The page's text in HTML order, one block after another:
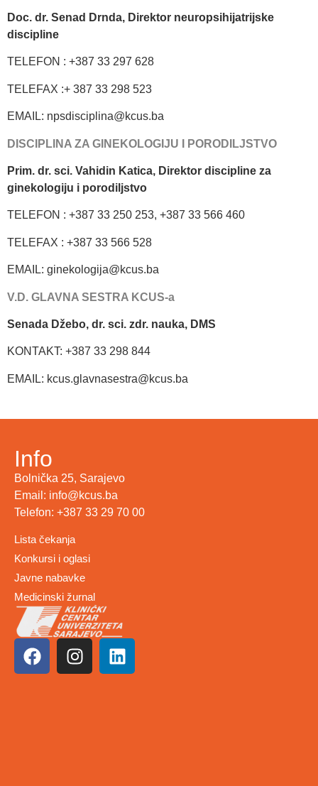
Doc. dr. Senad Drnda, Direktor neuropsihijatrijske
discipline
TELEFON : +387 33 297 628
TELEFAX :+ 387 33 298 523
EMAIL: npsdisciplina@kcus.ba
DISCIPLINA ZA GINEKOLOGIJU I PORODILJSTVO
Prim. dr. sci. Vahidin Katica, Direktor discipline za
ginekologiju i porodiljstvo
TELEFON : +387 33 250 253, +387 33 566 460
TELEFAX : +387 33 566 528
EMAIL: ginekologija@kcus.ba
V.D. GLAVNA SESTRA KCUS-a
Senada Džebo, dr. sci. zdr. nauka, DMS
KONTAKT: +387 33 298 844
EMAIL: kcus.glavnasestra@kcus.ba
Info
Bolnička 25, Sarajevo
Email: info@kcus.ba
Telefon: +387 33 29 70 00
Lista čekanja
Konkursi i oglasi
Javne nabavke
Medicinski žurnal